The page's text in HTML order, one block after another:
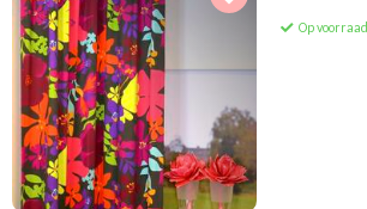
Op voorraad